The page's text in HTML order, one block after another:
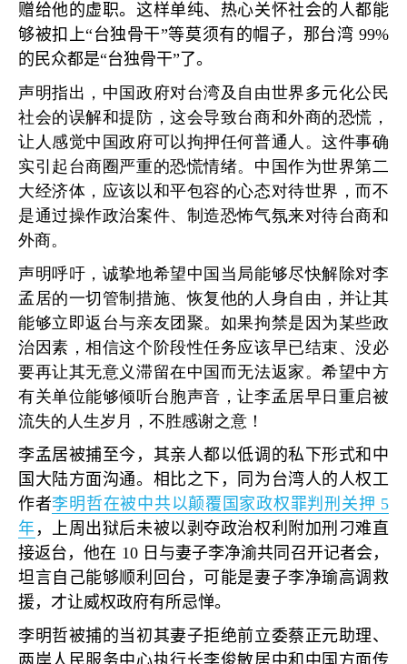
赠给他的虚职。这样单纯、热心关怀社会的人都能
够被扣上“台独骨干”等莫须有的帽子，那台湾 99%
的民众都是“台独骨干” 了。
声明指出，中国政府对台湾及自由世界多元化公民
社会的误解和提防，这会导致台商和外商的恐慌，
让人感觉中国政府可以拘押任何普通人。这件事确
实引起台商圈严重的恐慌情绪。中国作为世界第二
大经济体，应该以和平包容的心态对待世界，而不
是通过操作政治案件、制造恐怖气氛来对待台商和
外商。
声明呼吁，诚挚地希望中国当局能够尽快解除对李
孟居的一切管制措施、恢复他的人身自由，并让其
能够立即返台与亲友团聚。如果拘禁是因为某些政
治因素，相信这个阶段性任务应该早已结束、没必
要再让其无意义滞留在中国而无法返家。希望中方
有关单位能够倾听台胞声音，让李孟居早日重启被
流失的人生岁月，不胜感谢之意！
李孟居被捕至今，其亲人都以低调的私下形式和中
国大陆方面沟通。相比之下，同为台湾人的人权工
作者李明哲在被中共以颠覆国家政权罪判刑关押 5
年 ，上周出狱后未被以剥夺政治权利附加刑刁难直
接返台，他在 10 日与妻子李净渝共同召开记者会，
坦言自己能够顺利回台，可能是妻子李净瑜高调救
援，才让威权政府有所忌惮。
李明哲被捕的当初其妻子拒绝前立委蔡正元助理、
两岸人民服务中心执行长李俊敏居中和中国方面传